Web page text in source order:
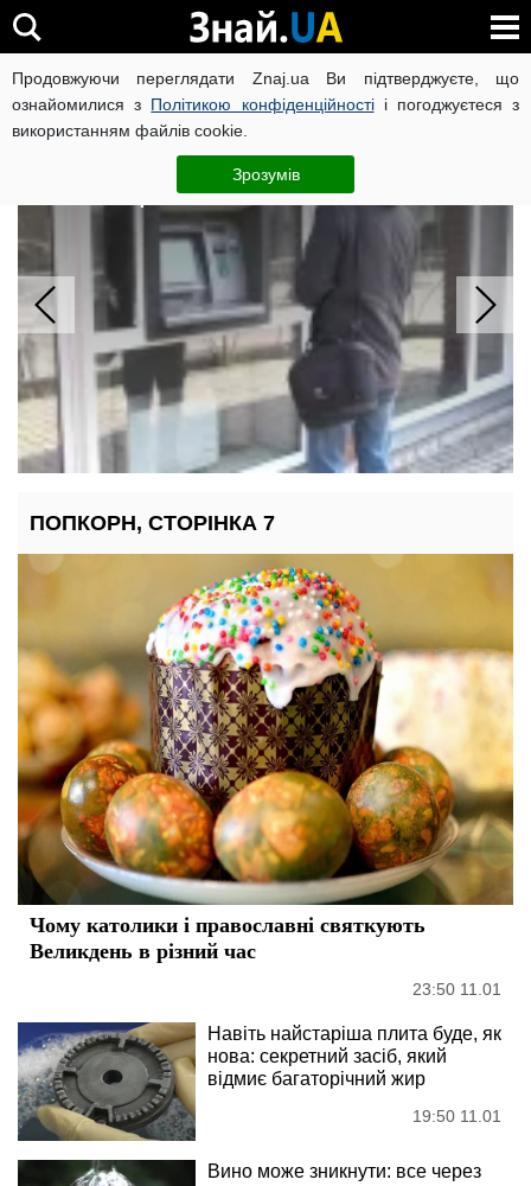
Продовжуючи переглядати Znaj.ua Ви підтверджуєте, що
ознайомилися з Політикою конфіденційностіі погоджуєтеся з
використанням файлів cookie.
Зрозумів
ВІЙНА РОСІЇ ПРОТИ УКРАЇНИ КОРОНАВІРУС В УКРАЇНІ
Банк ліквідували після 11 років:
вкладникам припинили виплачувати
ПОПКОРН, СТОРІНКА 7
Чому католики і православні святкують
Великдень в різний час
23:50 11.01
Навіть найстаріша плита буде, як
нова: секретний засіб, який
відмиє багаторічний жир
19:50 11.01
Вино може зникнути: все через